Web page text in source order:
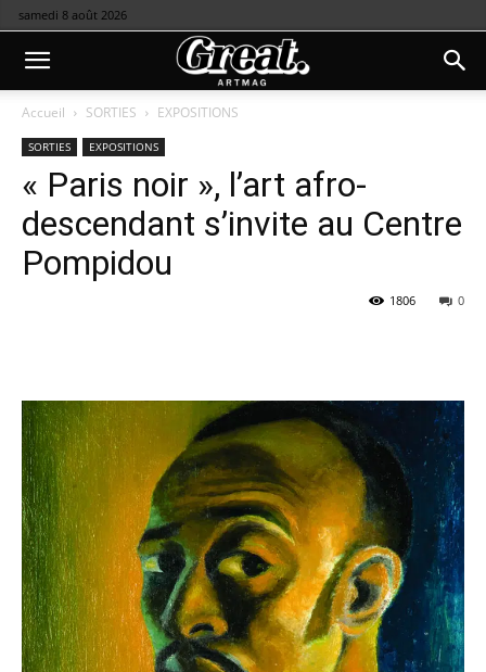
samedi 8 août 2026
Accueil SORTIES EXPOSITIONS
SORTIES EXPOSITIONS
« Paris noir », l’art afro-
descendant s’invite au Centre
Pompidou
0
1806